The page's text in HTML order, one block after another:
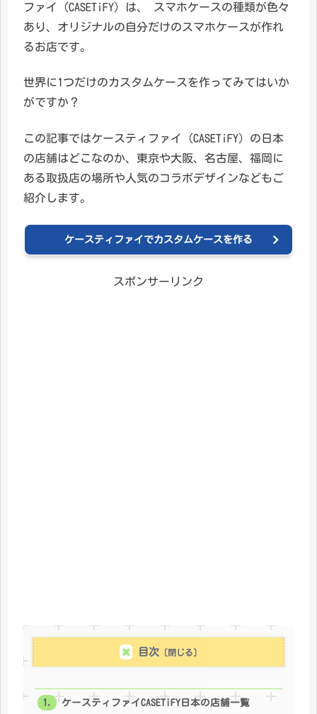
ファイ（CASETiFY）は、 スマホケースの種類が色々
あり、オリジナルの自分だけのスマホケースが作れ
るお店です。
世界に1つだけのカスタムケースを作ってみてはいか
がですか？
この記事ではケースティファイ（CASETiFY）の日本
の店舗はどこなのか、東京や大阪、名古屋、福岡に
ある取扱店の場所や人気のコラボデザインなどもご
紹介します。
ケースティファイでカスタムケースを作る
スポンサーリンク
目次
ケースティファイCASETiFY日本の店舗一覧